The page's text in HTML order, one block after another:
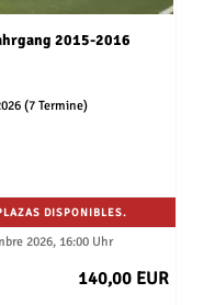
2015-2016
(7 Termine)
DISPONIBLES.
2026, 16:00 Uhr
140,00 EUR